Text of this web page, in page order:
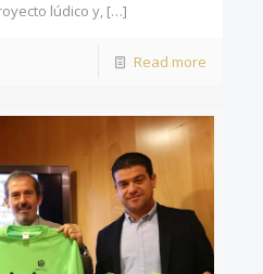
lúdico y, […]
Read more